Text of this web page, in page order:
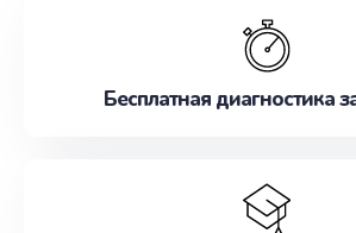
наилучшим образом. Не медлите
Бесплатная диагностика